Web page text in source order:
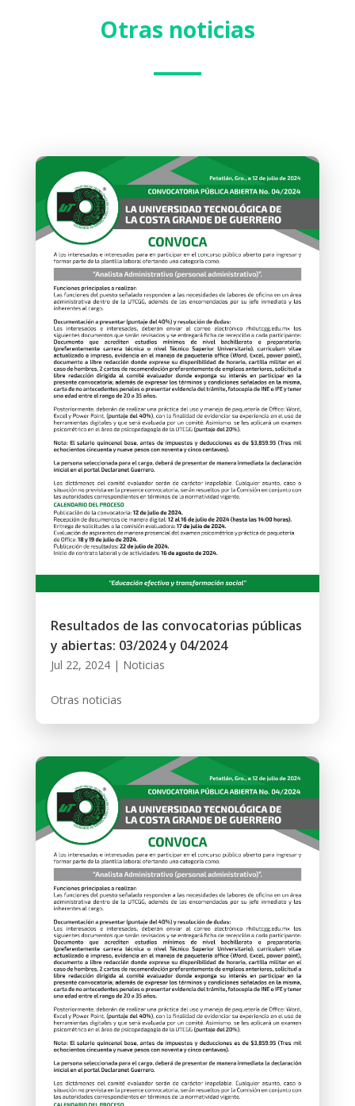
Otras noticias
Resultados de las convocatorias públicas
y abiertas: 03/2024 y 04/2024
Jul 22, 2024| Noticias
Otras noticias